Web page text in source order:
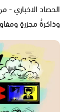
الحصاد الاخباري -
وذاكرةُ مجزرةٍ ومفاوضاتٌ